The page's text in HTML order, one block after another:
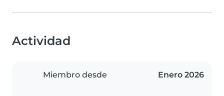
Actividad
Miembro desde Enero 2026